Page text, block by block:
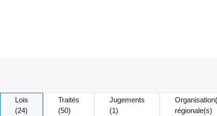
Lois
(24)
Traités
(50)
Jugements
(1)
régionale(s)